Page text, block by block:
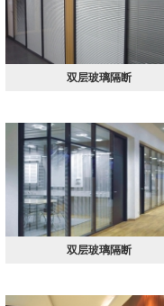
双层玻璃隔断
双层玻璃隔断